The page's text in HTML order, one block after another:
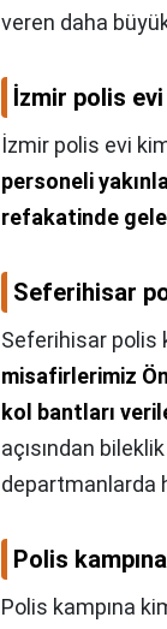
veren daha
İzmir polis
İzmir polis evi
personeli
refakatinde
Seferihisar
Seferihisar polis
misafirlerimiz
kol bantları
açısından
departmanlarda
Polis
Polis kampına